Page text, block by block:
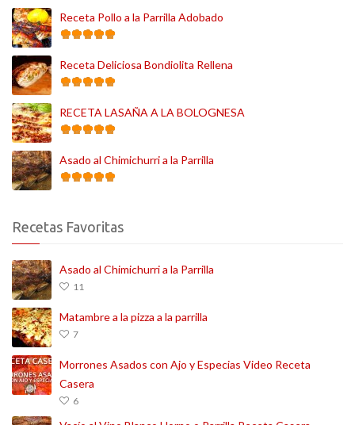
Receta Pollo a la Parrilla Adobado
Receta Deliciosa Bondiolita Rellena
RECETA LASAÑA A LA BOLOGNESA
Asado al Chimichurri a la Parrilla
Recetas Favoritas
Asado al Chimichurri a la Parrilla
11
Matambre a la pizza a la parrilla
7
Morrones Asados con Ajo y Especias Video Receta
Casera
6